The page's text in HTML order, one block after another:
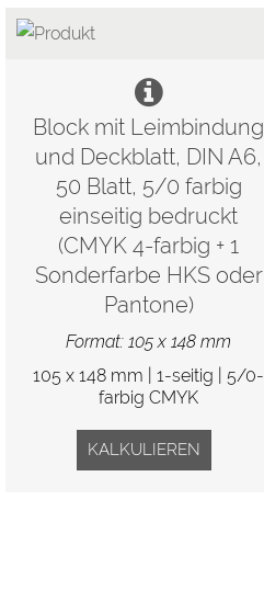
Block mit Leimbindung
und Deckblatt, DIN A6,
50 Blatt, 5/0 farbig
einseitig bedruckt
(CMYK 4-farbig + 1
Sonderfarbe HKS oder
Pantone)
Format: 105 x 148 mm
105 x 148 mm | 1-seitig | 5/0-
farbig CMYK
KALKULIEREN